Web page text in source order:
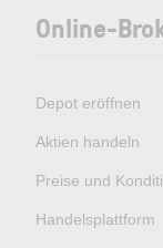
Online-
Depot eröffnen
Aktien handeln
Preise und
Handelsplattform